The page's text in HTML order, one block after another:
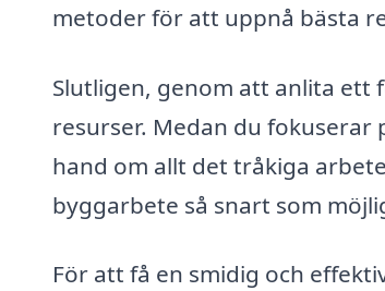
metoder för att uppnå bästa
Slutligen, genom att anlita ett
resurser. Medan du
hand om allt det tråkiga
byggarbete så snart som
För att få en smidig och